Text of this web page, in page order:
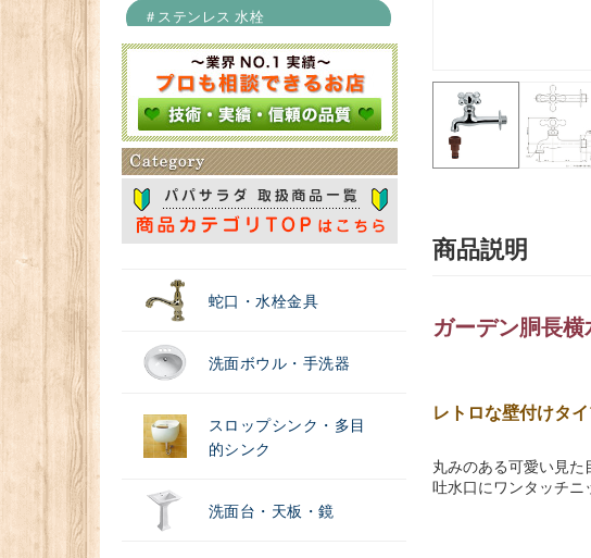
＃ステンレス 水栓
＃浄水器
蛇口・水栓金具
洗面ボウル・手洗器
スロップシンク・多目
的シンク
洗面台・天板・鏡
商品説明
ガーデン胴長横
レトロな壁付けタ
丸みのある可愛い見た
吐水口にワンタッチニ